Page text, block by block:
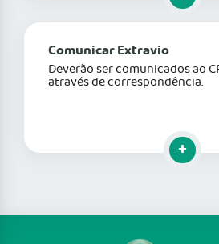
Comunicar Extravio
Deverão ser comunicados ao
através de correspondência.
Clique